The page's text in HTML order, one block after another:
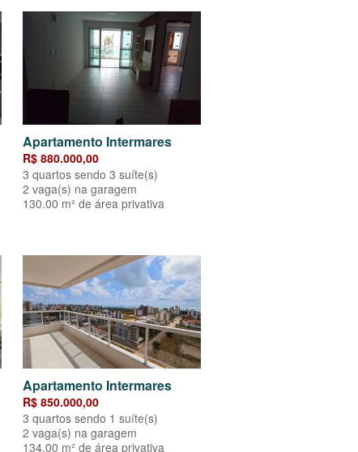
Apartamento Intermares
R$ 880.000,00
3 quartos sendo 3 suíte(s)
2 vaga(s) na garagem
130.00 m² de área privativa
Apartamento Intermares
R$ 850.000,00
3 quartos sendo 1 suíte(s)
2 vaga(s) na garagem
134.00 m² de área privativa